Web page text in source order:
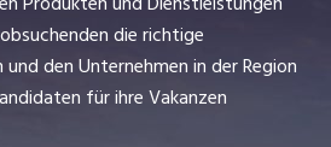
die richtige
den Unternehmen in der Region
für ihre Vakanzen